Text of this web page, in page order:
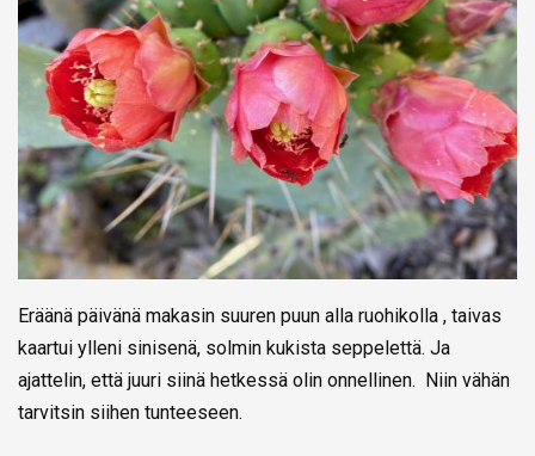
Eräänä päivänä makasin suuren puun alla ruohikolla , taivas
kaartui ylleni sinisenä, solmin kukista seppelettä. Ja
ajattelin, että juuri siinä hetkessä olin onnellinen. Niin vähän
tarvitsin siihen tunteeseen.